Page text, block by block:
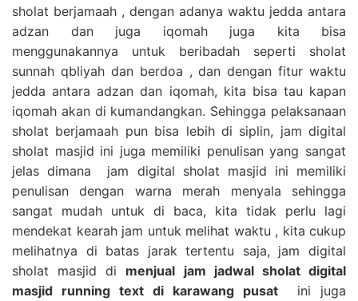
sholat berjamaah , dengan adanya waktu jedda antara
adzan dan juga iqomah juga kita bisa
menggunakannya untuk beribadah seperti sholat
sunnah qbliyah dan berdoa , dan dengan fitur waktu
jedda antara adzan dan iqomah, kita bisa tau kapan
iqomah akan di kumandangkan. Sehingga pelaksanaan
sholat berjamaah pun bisa lebih di siplin, jam digital
sholat masjid ini juga memiliki penulisan yang sangat
jelas dimana jam digital sholat masjid ini memiliki
penulisan dengan warna merah menyala sehingga
sangat mudah untuk di baca, kita tidak perlu lagi
mendekat kearah jam untuk melihat waktu , kita cukup
melihatnya di batas jarak tertentu saja, jam digital
sholat masjid di menjual jam jadwal sholat digital
masjid running text di karawang pusat ini juga